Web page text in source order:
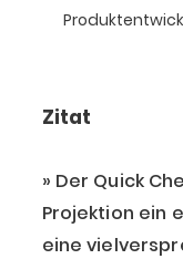
Zitat
Der Quick
Projektion ein
eine